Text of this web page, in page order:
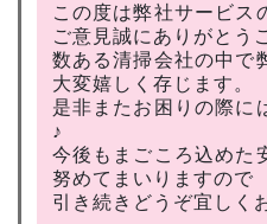
この度は弊社サービス
ご意見誠にありがとう
数ある清掃会社の中で
大変嬉しく存じます。
是非またお困りの際に
♪
今後もまごころ込めた
努めてまいりますので
引き続きどうぞ宜しく